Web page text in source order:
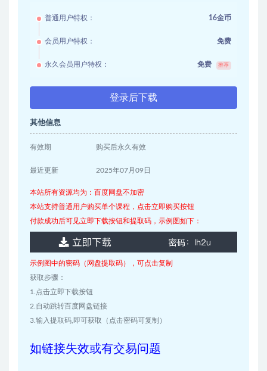
普通用户特权： 16金币
会员用户特权： 免费
永久会员用户特权： 免费 推荐
登录后下载
其他信息
有效期 购买后永久有效
最近更新 2025年07月09日
本站所有资源均为：百度网盘不加密
本站支持普通用户购买单个课程，点击立即购买按钮
付款成功后可见立即下载按钮和提取码，示例图如下：
示例图中的密码（网盘提取码），可点击复制
获取步骤：
1.点击立即下载按钮
2.自动跳转百度网盘链接
3.输入提取码,即可获取（点击密码可复制）
如链接失效或有交易问题